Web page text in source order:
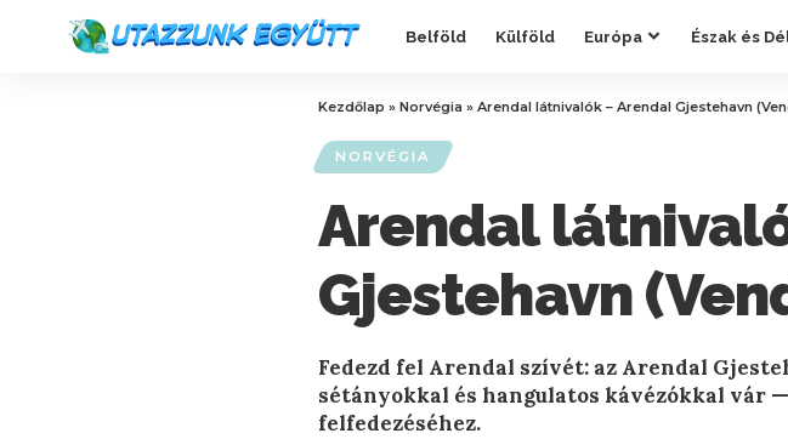
Belföld Külföld Európa Észak és
Kezdőlap » Norvégia » Arendal látnivalók – Arendal Gjestehavn
NORVÉGIA
Arendal
Gjestehavn
Fedezd fel Arendal szívét: az Arendal
sétányokkal és hangulatos kávézókkal vár
felfedezéséhez.